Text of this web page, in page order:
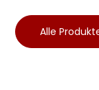
Alle